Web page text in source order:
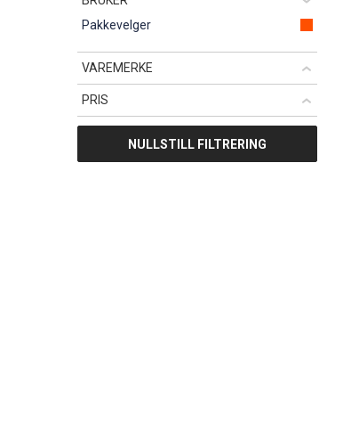
Pakkevelger
VAREMERKE
PRIS
NULLSTILL FILTRERING